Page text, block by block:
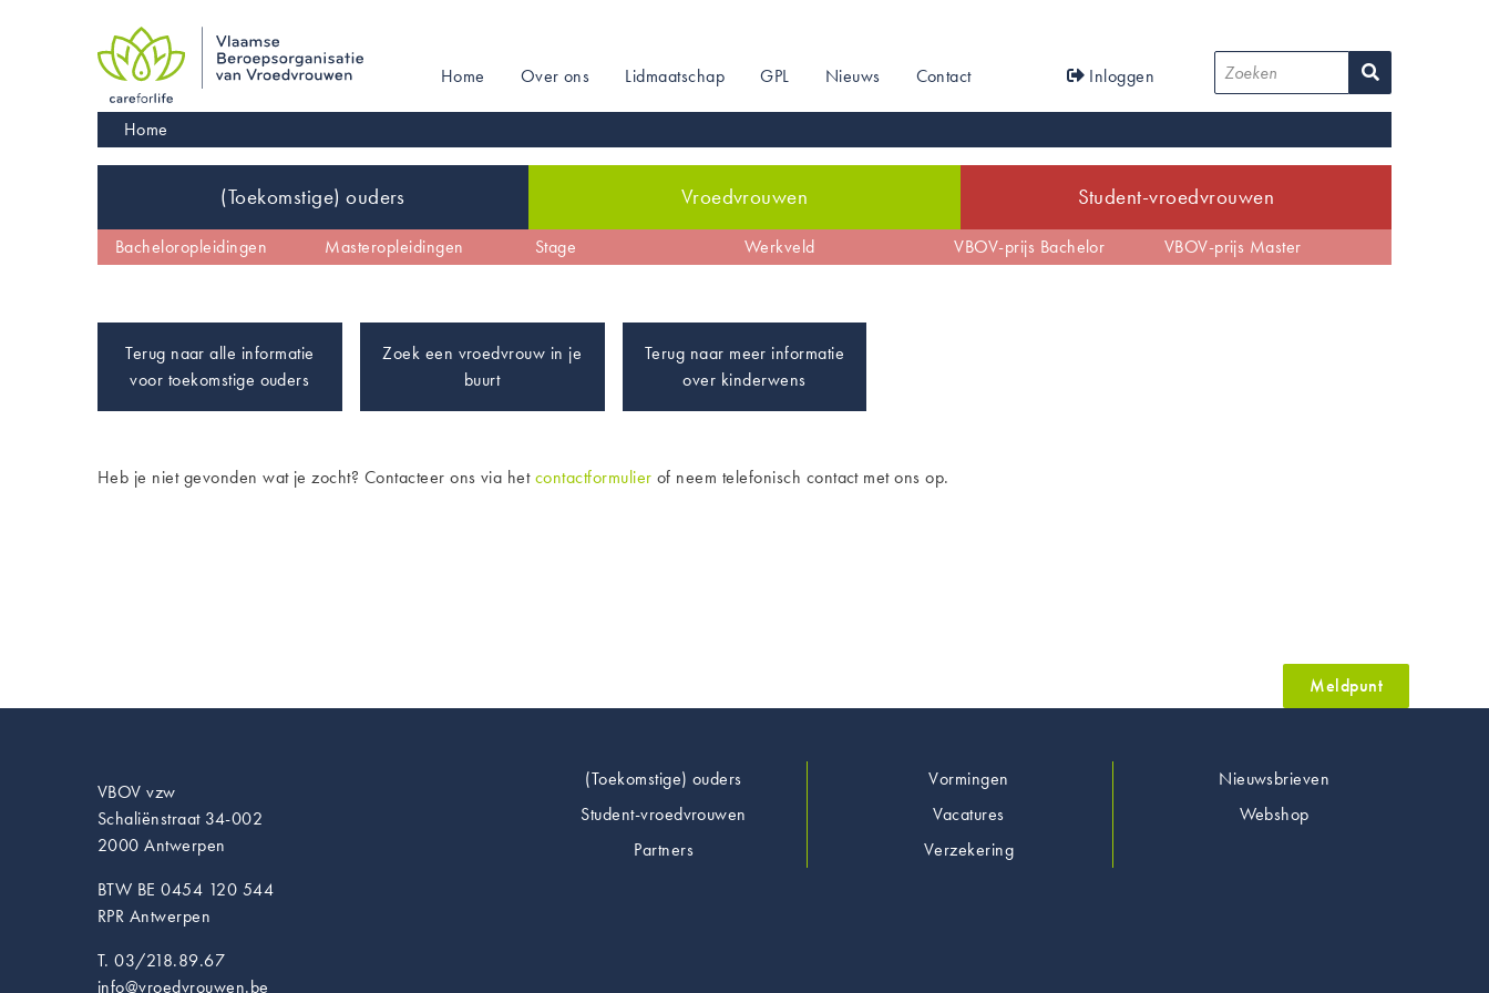
Main
navigation
Home Over ons Lidmaatschap GPL Nieuws Contact
User
account
menu
Inloggen
Kruimelpad
Home
(Toekomstige) ouders
De vroedvrouw Kinderwens Zwangerschap Arbeid & bevalling Kraamtijd Anders dan verwacht
Vroedvrouwen
Vroedvrouw worden Wetgeving en code
Student-vroedvrouwen
Bacheloropleidingen Masteropleidingen Stage Werkveld VBOV-prijs Bachelor VBOV-prijs Master
Terug naar alle informatie
voor toekomstige ouders
Zoek een vroedvrouw in je
buurt
Terug naar meer informatie
over kinderwens
Heb je niet gevonden wat je zocht? Contacteer ons via hetcontactformulier of neem telefonisch contact met ons op.
Meldpunt
VBOV vzw
Schaliënstraat 34-002
2000 Antwerpen
BTW BE 0454 120 544
RPR Antwerpen
T. 03/218.89.67
info@vroedvrouwen.be
Footer(Toekomstige) ouders
Student-vroedvrouwen
Partners
Vormingen
Vacatures
Verzekering
Nieuwsbrieven
Webshop